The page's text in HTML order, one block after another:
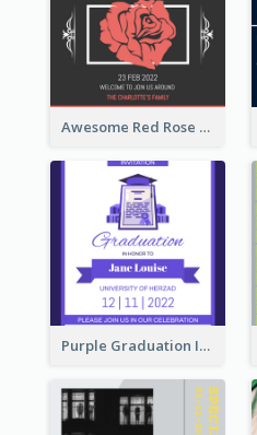
Awesome Red Rose Valentine Celebration Invitation
Purple Graduation Invitation